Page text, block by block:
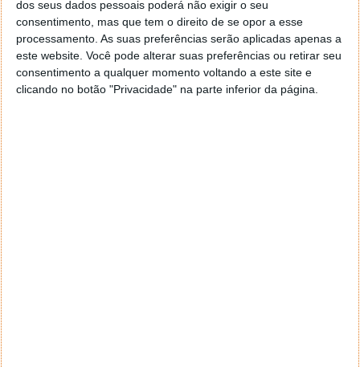
dos seus dados pessoais poderá não exigir o seu
consentimento, mas que tem o direito de se opor a esse
processamento. As suas preferências serão aplicadas apenas a
este website. Você pode alterar suas preferências ou retirar seu
consentimento a qualquer momento voltando a este site e
clicando no botão "Privacidade" na parte inferior da página.